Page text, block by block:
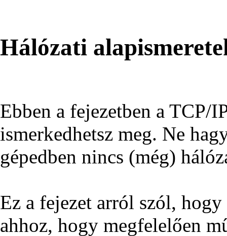
Hálózati
Ebben a fejezetben a
ismerkedhetsz meg. Ne
gépedben nincs (még)
Ez a fejezet arról szól,
ahhoz, hogy megfelelően